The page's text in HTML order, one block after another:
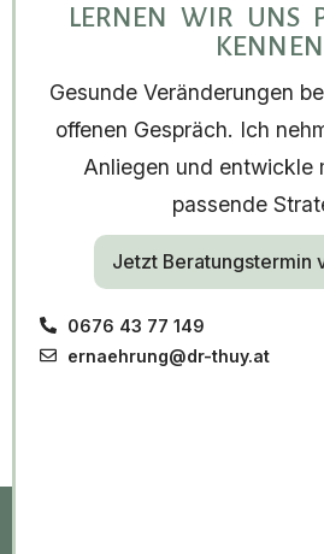
LERNEN WIR UNS
KENNEN
Gesunde Veränderungen
offenen Gespräch. Ich
Anliegen und entwickle
passende
Jetzt Beratungstermin
0676 43 77 149
ernaehrung@dr-thuy.at